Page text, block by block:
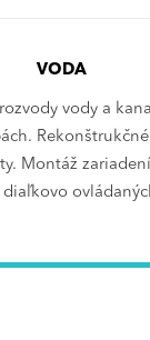
VODA
vody a
Montáž